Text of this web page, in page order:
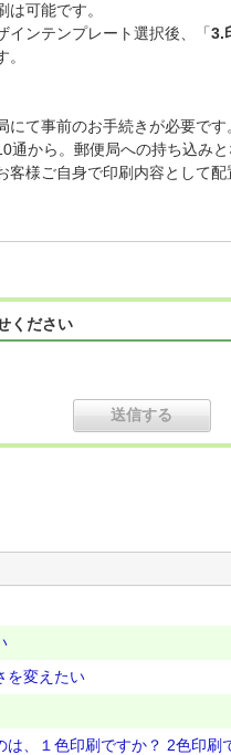
は可能です。
インテンプレート選択後、「3.
て事前のお手続きが必要です
から。郵便局への持ち込みと
様ご自身で印刷内容として配
ください
を変えたい
は、１色印刷ですか？ 2色印刷